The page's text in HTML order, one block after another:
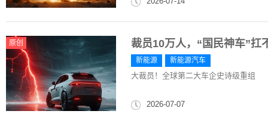
原创 裁员10万人，“国民神车”扛
新能源 新能源汽车
大裁员！全球第二大车企史诗级重组
2026-07-07